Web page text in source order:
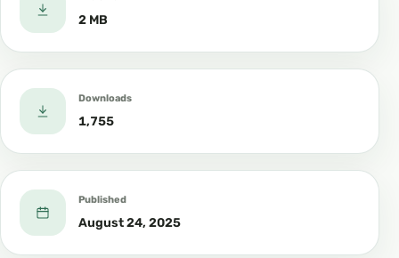
https://www.youtube.com/channel/UCEWJvdO
70daHA0yH-eC9caA
2 MB
Downloads
1,755
Published
August 24, 2025